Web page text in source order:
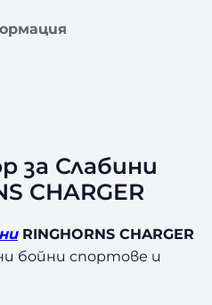
за Слабини
CHARGER
RINGHORNS CHARGER
бойни спортове и